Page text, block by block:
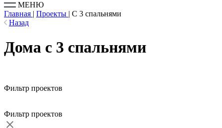
МЕНЮ
Главная | Проекты | С 3 спальнями
Назад
Дома с 3 спальнями
Фильтр проектов
Фильтр проектов